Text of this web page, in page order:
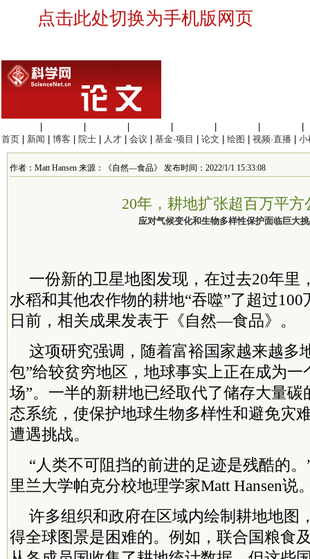
点击此处切换为手机版网页
首页
新闻 博客 院士 人才 会议 基金·项目 论文 绘图 视频·直播 小
作者：Matt Hansen 来源：《自然—食品》 发布时间：2022/1/1 15:33:08
20年，耕地扩张超百万平方
应对气候变化和生物多样性保护面临巨大
一份新的卫星地图发现，在过去20年里
水稻和其他农作物的耕地“吞噬”了超过
日前，相关成果发表于《自然—食品》。
这项研究强调，随着富裕国家越来越多
包”给较贫穷地区，地球事实上正在成为一
场”。一半的新耕地已经取代了储存大量
态系统，使保护地球生物多样性和避免灾
遭遇挑战。
“人类不可阻挡的前进的足迹是残酷的
里兰大学帕克分校地理学家Matt Hansen说
许多组织和政府在区域内绘制耕地地图
得全球图景是困难的。例如，联合国粮食